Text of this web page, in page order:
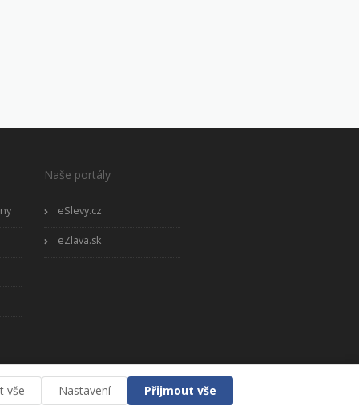
Naše portály
eSlevy.cz
eZlava.sk
vše Nastavení Přijmout vše